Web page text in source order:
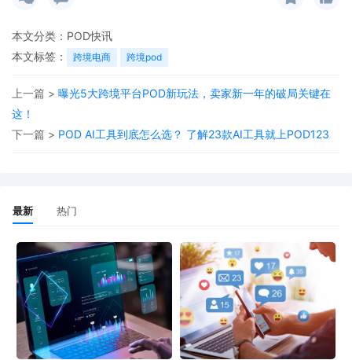
其次，网站推荐了十几款免费图库资源，卖家可以从这些平台上获
取图案灵感，结合当下爆火元素，设计出自己的原创图案。
另外，POD123还整合了当下热卖的POD选品和图案供卖家参考，
做POD就上POD123，你想要了解的都能在上面找到，这里是值得
信赖的POD行业参谋。
本文分类： POD快讯
本文标签：
跨境电商 跨境pod
上一篇 > 曝光5大跨境平台POD新玩法，卖家新一年的破局关键在
这！
下一篇 > POD AI工具到底怎么选？ 了解23款AI工具就上POD123
最新 热门